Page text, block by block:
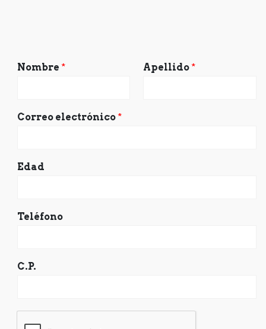
Nombre * Apellido *
Correo electrónico *
Edad
Teléfono
C.P.